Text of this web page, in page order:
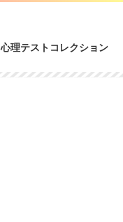
心理テストコレクション